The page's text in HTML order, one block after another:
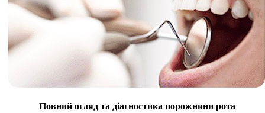
Повний огляд та діагностика порожнини рота